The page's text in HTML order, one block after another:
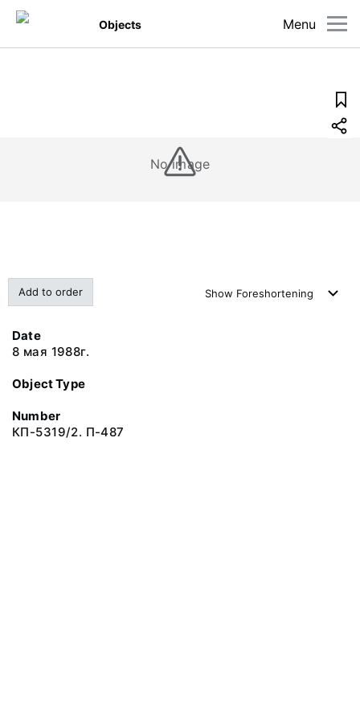
Menu
Objects
No image
Add to order Show Foreshortening
Date
8 мая 1988г.
Object Type
Number
КП-5319/2. П-487